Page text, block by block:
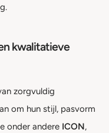
kwalitatieve
zorgvuldig
om hun stijl, pasvorm
onder andere ICON,